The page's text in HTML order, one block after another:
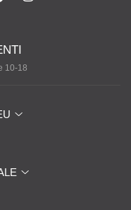
10-18